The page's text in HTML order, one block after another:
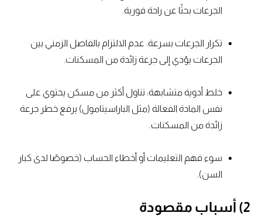
الجرعات بحثًا عن راحة فورية.
تكرار الجرعات بسرعة: عدم الالتزام بالفاصل الزمني بين
الجرعات يؤدي إلى جرعة زائدة من المسكنات.
خلط أدوية متشابهة: تناول أكثر من مسكن يحتوي على
نفس المادة الفعالة (مثل الباراسيتامول) يرفع خطر جرعة
زائدة من المسكنات.
سوء فهم التعليمات أو أخطاء الحساب (خصوصًا لدى كبار
السن).
2) أسباب مقصودة